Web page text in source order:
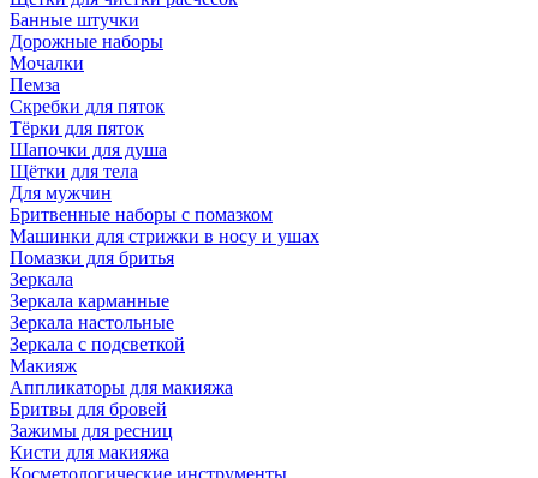
Банные штучки
Дорожные наборы
Мочалки
Пемза
Скребки для пяток
Тёрки для пяток
Шапочки для душа
Щётки для тела
Для мужчин
Бритвенные наборы с помазком
Машинки для стрижки в носу и ушах
Помазки для бритья
Зеркала
Зеркала карманные
Зеркала настольные
Зеркала с подсветкой
Макияж
Аппликаторы для макияжа
Бритвы для бровей
Зажимы для ресниц
Кисти для макияжа
Косметологические инструменты